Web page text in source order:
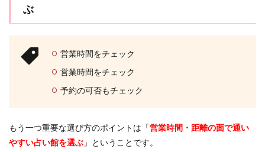
ぶ
営業時間をチェック
営業時間をチェック
予約の可否もチェック
もう一つ重要な選び方のポイントは「営業時間・距離の面で通い
やすい占い館を選ぶ 」ということです。